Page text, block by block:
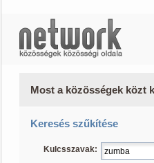
Most a közösségek közt
Keresés szűkítése
Kulcsszavak: